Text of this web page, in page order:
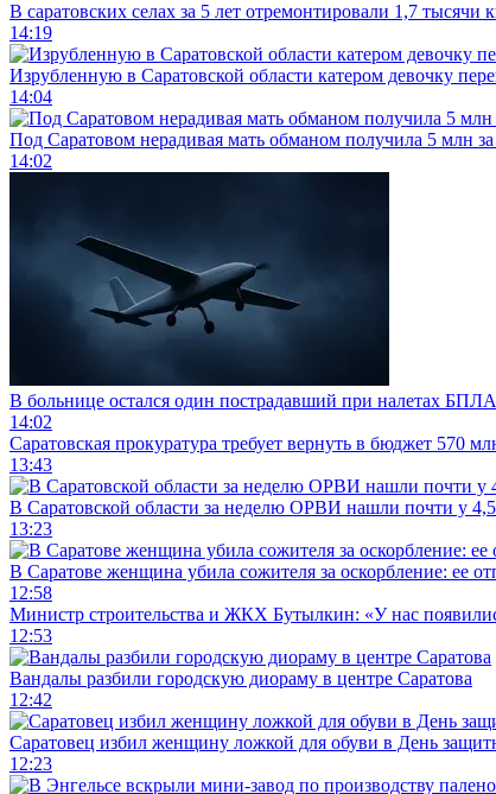
В саратовских селах за 5 лет отремонтировали 1,7 тысячи
14:19
Изрубленную в Саратовской области катером девочку
14:04
Под Саратовом нерадивая мать обманом получила 5 млн
14:02
В больнице остался один пострадавший при налетах
14:02
Саратовская прокуратура требует вернуть в бюджет 570
13:43
В Саратовской области за неделю ОРВИ нашли почти у
13:23
В Саратове женщина убила сожителя за оскорбление: ее
12:58
Министр строительства и ЖКХ Бутылкин: «У нас
12:53
Вандалы разбили городскую диораму в центре Саратова
12:42
Саратовец избил женщину ложкой для обуви в День
12:23